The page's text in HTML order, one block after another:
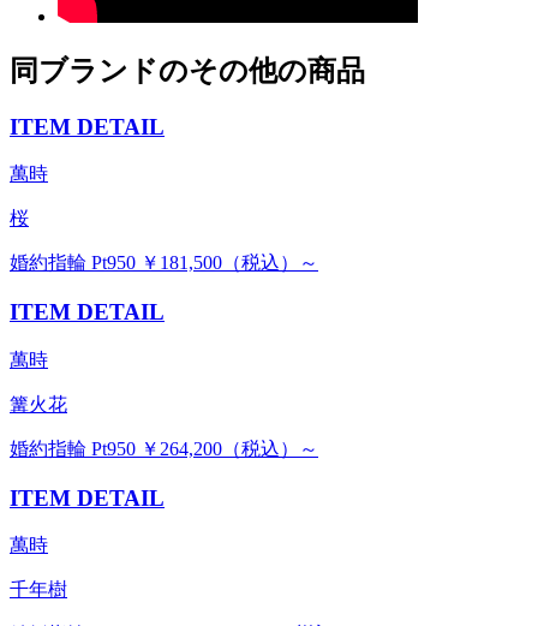
同ブランドのその他の商品
ITEM DETAIL
萬時
桜
婚約指輪 Pt950 ￥181,500（税込）～
ITEM DETAIL
萬時
篝火花
婚約指輪 Pt950 ￥264,200（税込）～
ITEM DETAIL
萬時
千年樹